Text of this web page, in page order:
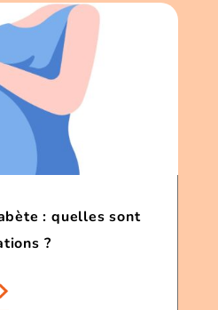
: quelles sont
?